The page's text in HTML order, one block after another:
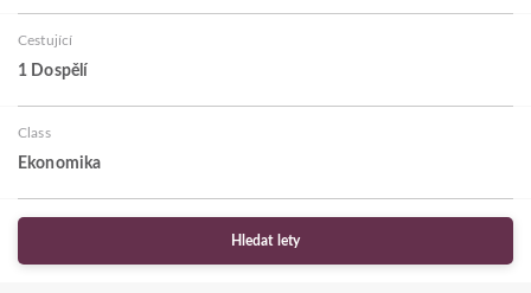
Cestující
1 Dospělí
Class
Ekonomika
Hledat lety